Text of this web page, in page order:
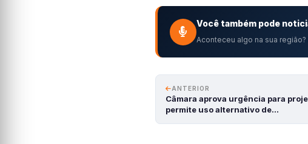
Você também pode
Aconteceu algo na sua região?
ANTERIOR
Câmara aprova urgência para
permite uso alternativo de…